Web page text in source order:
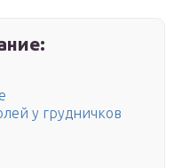
у грудничков